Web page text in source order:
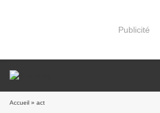
Publicité
Accueil » act